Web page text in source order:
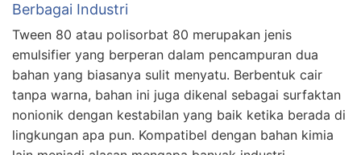
Berbagai Industri
Tween 80 atau polisorbat 80 merupakan jenis
emulsifier yang berperan dalam pencampuran dua
bahan yang biasanya sulit menyatu. Berbentuk cair
tanpa warna, bahan ini juga dikenal sebagai surfaktan
nonionik dengan kestabilan yang baik ketika berada di
lingkungan apa pun. Kompatibel dengan bahan kimia